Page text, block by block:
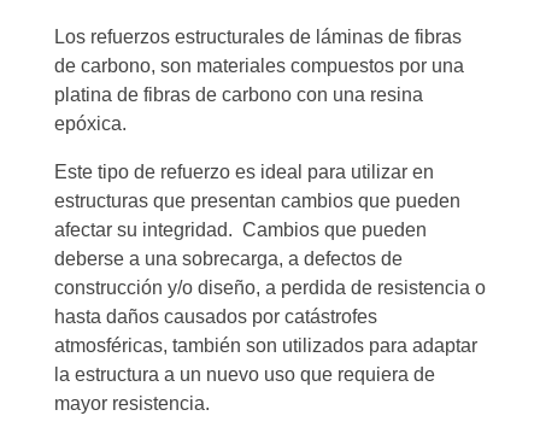
Los refuerzos estructurales de láminas de fibras
de carbono, son materiales compuestos por una
platina de fibras de carbono con una resina
epóxica.
Este tipo de refuerzo es ideal para utilizar en
estructuras que presentan cambios que pueden
afectar su integridad. Cambios que pueden
deberse a una sobrecarga, a defectos de
construcción y/o diseño, a perdida de resistencia o
hasta daños causados por catástrofes
atmosféricas, también son utilizados para adaptar
la estructura a un nuevo uso que requiera de
mayor resistencia.